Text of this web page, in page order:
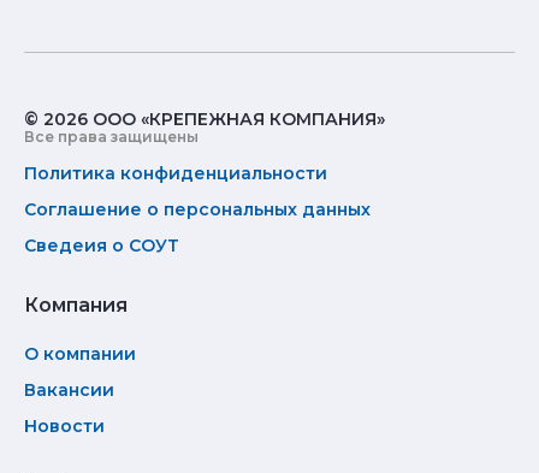
© 2026 ООО «КРЕПЕЖНАЯ КОМПАНИЯ»
Все права защищены
Политика конфиденциальности
Соглашение о персональных данных
Сведеия о СОУТ
Компания
О компании
Вакансии
Новости